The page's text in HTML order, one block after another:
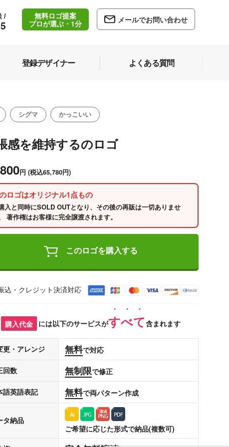
/
無料ロゴ提案
プロが選ぶ・1分
メールでお問い合わせ
登録デザイナー よくある質問
シグマ かっこいい
感を維持するのロゴ
円 (税込65,780円)
ロゴはオリジナル1点もの
入と同時にSOLD OUTとなり、その後の再販は一切ありませ
著作権はお客様に完全譲渡されます。
このロゴを購入する
込・クレジット決済対応
購入代金 には以下のサービスがすべて含まれます
更・アレンジ 無料で対応
回数 無制限で修正
語英語表記 無料で両パターン作成
タ納品
ご希望に応じた形式で納品(複数可)